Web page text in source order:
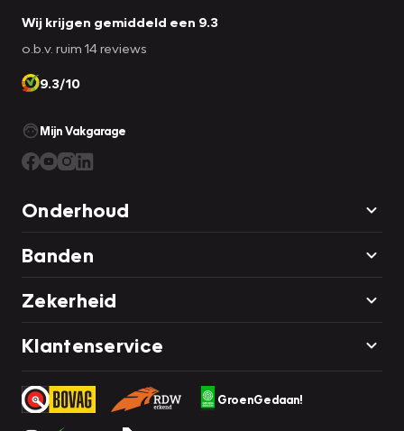
Wij krijgen gemiddeld een 9.3
o.b.v. ruim 14 reviews
9.3/10
Mijn Vakgarage
Onderhoud
Banden
Zekerheid
Klantenservice
GroenGedaan!